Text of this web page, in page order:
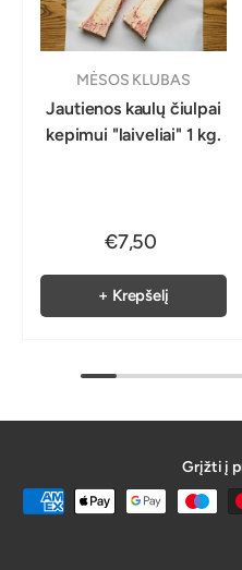
MĖSOS KLUBAS
Jautienos kaulų čiulpai
kepimui "laiveliai" 1 kg.
€7,50
+ Krepšelį
Grįžti į
Galima atsiskaitymo būdu